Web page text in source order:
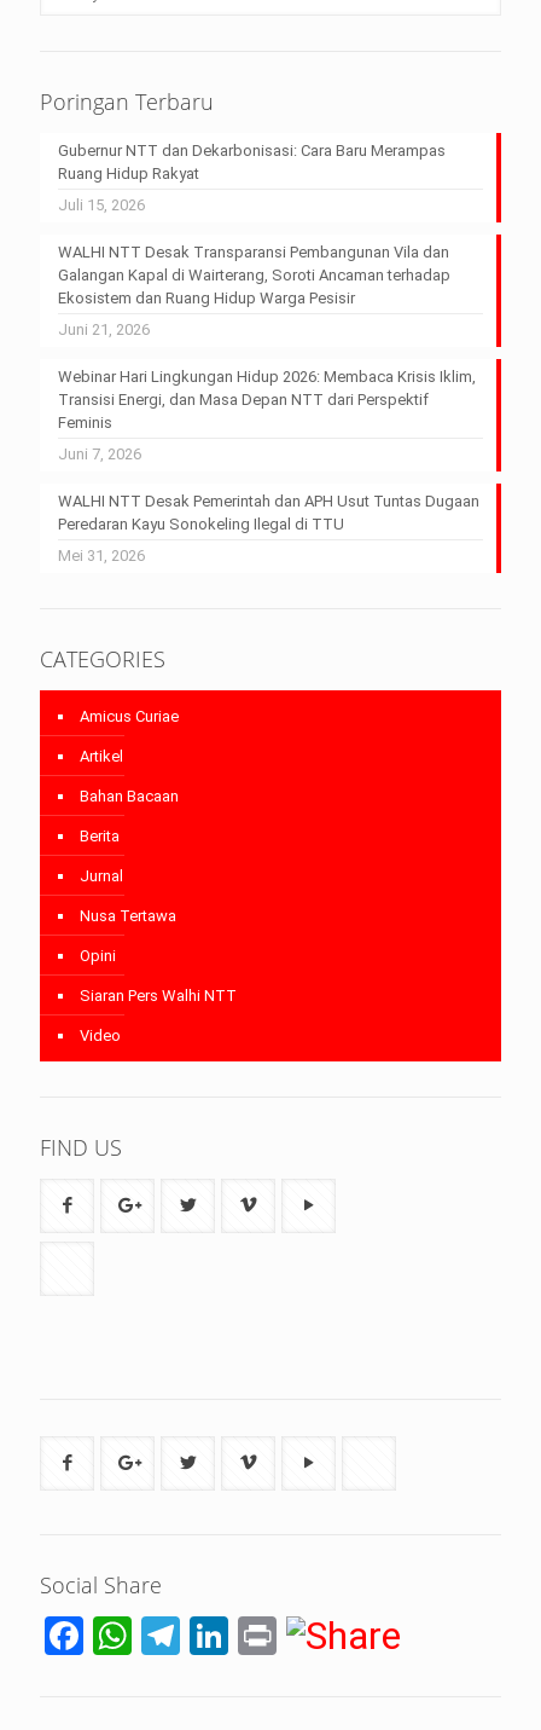
Poringan Terbaru
Gubernur NTT dan Dekarbonisasi: Cara Baru Merampas
Ruang Hidup Rakyat
Juli 15, 2026
WALHI NTT Desak Transparansi Pembangunan Vila dan
Galangan Kapal di Wairterang, Soroti Ancaman terhadap
Ekosistem dan Ruang Hidup Warga Pesisir
Juni 21, 2026
Webinar Hari Lingkungan Hidup 2026: Membaca Krisis Iklim,
Transisi Energi, dan Masa Depan NTT dari Perspektif
Feminis
Juni 7, 2026
WALHI NTT Desak Pemerintah dan APH Usut Tuntas Dugaan
Peredaran Kayu Sonokeling Ilegal di TTU
Mei 31, 2026
CATEGORIES
Amicus Curiae
Artikel
Bahan Bacaan
Berita
Jurnal
Nusa Tertawa
Opini
Siaran Pers Walhi NTT
Video
FIND US
Social Share
Facebook
WhatsApp
Telegram
LinkedIn
Print